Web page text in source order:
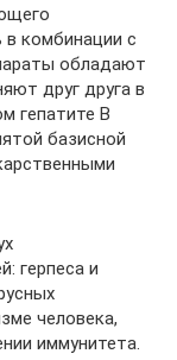
в комбинации с
обладают
друг друга в
гепатите В
базисной
герпеса и
человека,
иммунитета.